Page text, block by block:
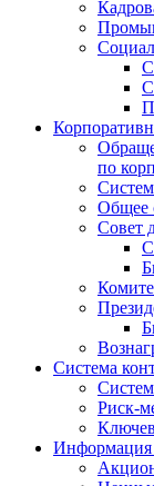
по
Общее
Совет
Система
Риск-
Информация